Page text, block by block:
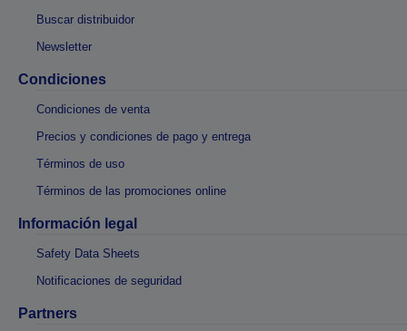
Buscar distribuidor
Newsletter
Condiciones
Condiciones de venta
Precios y condiciones de pago y entrega
Términos de uso
Términos de las promociones online
Información legal
Safety Data Sheets
Notificaciones de seguridad
Partners